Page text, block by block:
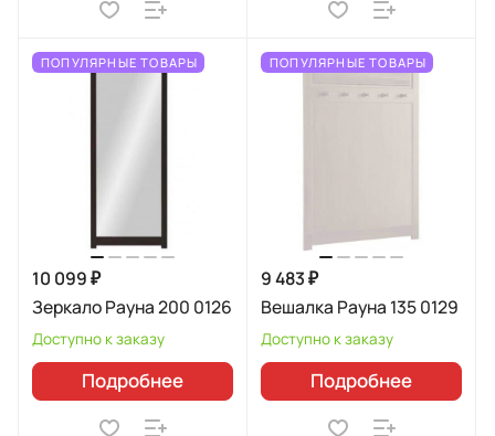
ПОПУЛЯРНЫЕ ТОВАРЫ
10 099 ₽
Зеркало Рауна 200 0126
Доступно к заказу
Подробнее
ПОПУЛЯРНЫЕ ТОВАРЫ
9 483 ₽
Вешалка Рауна 135 0129
Доступно к заказу
Подробнее